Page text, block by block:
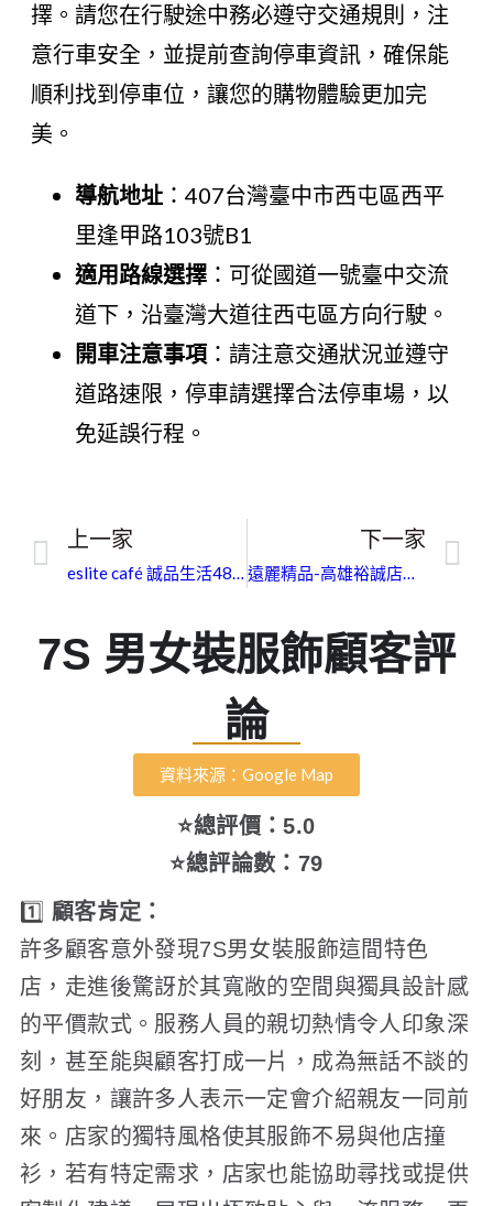
擇。請您在行駛途中務必遵守交通規則，注
意行車安全，並提前查詢停車資訊，確保能
順利找到停車位，讓您的購物體驗更加完
美。
導航地址 ：407台灣臺中市西屯區西平
里逢甲路103號B1
適用路線選擇 ：可從國道一號臺中交流
道下，沿臺灣大道往西屯區方向行駛。
開車注意事項 ：請注意交通狀況並遵守
道路速限，停車請選擇合法停車場，以
免延誤行程。
上一家
eslite café 誠品生活480｜臺中市精品高價收購｜口碑優良，安心託付
下一家
遠麗精品-高雄裕誠店｜高雄市名牌高價收購｜深耕在地專業信賴首選
7S 男女裝服飾顧客評
論
資料來源：Google Map
⭐總評價：5.0
⭐總評論數：79
1️⃣ 顧客肯定：
許多顧客意外發現7S男女裝服飾這間特色
店，走進後驚訝於其寬敞的空間與獨具設計感
的平價款式。服務人員的親切熱情令人印象深
刻，甚至能與顧客打成一片，成為無話不談的
好朋友，讓許多人表示一定會介紹親友一同前
來。店家的獨特風格使其服飾不易與他店撞
衫，若有特定需求，店家也能協助尋找或提供